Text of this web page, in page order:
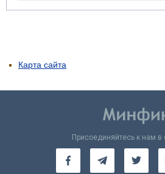
Карта сайта
Присоединяйтесь к нам в